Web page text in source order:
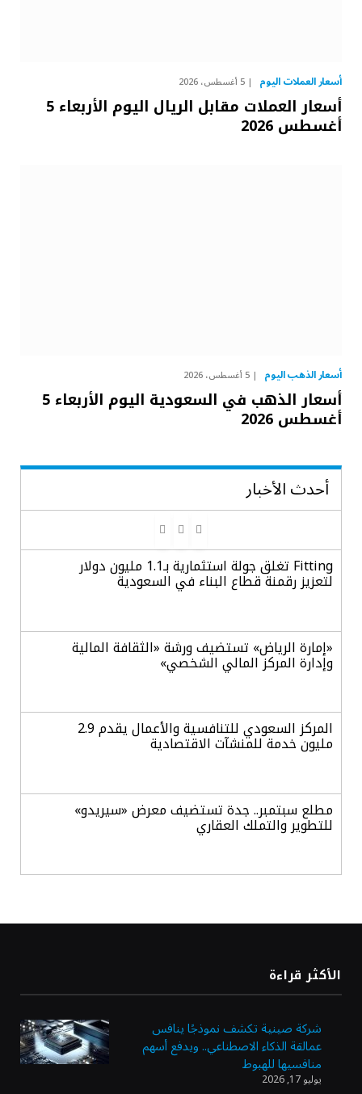
أسعار العملات اليوم 5 أغسطس، 2026
أسعار العملات مقابل الريال اليوم الأربعاء 5
أغسطس 2026
أسعار الذهب اليوم 5 أغسطس، 2026
أسعار الذهب في السعودية اليوم الأربعاء 5
أغسطس 2026
أحدث الأخبار
Fitting تغلق جولة استثمارية بـ1.1 مليون دولار
لتعزيز رقمنة قطاع البناء في السعودية
«إمارة الرياض» تستضيف ورشة «الثقافة المالية
وإدارة المركز المالي الشخصي»
المركز السعودي للتنافسية والأعمال يقدم 2.9
مليون خدمة للمنشآت الاقتصادية
مطلع سبتمبر.. جدة تستضيف معرض «سيريدو»
للتطوير والتملك العقاري
الدولار الأمريكي يستقر قرب أدنى مستوياته
في ستة أسابيع
أسعار الذهب تواصل مكاسبها للجلسة الرابعة
وتسجل أعلى مستوياتها في سبعة أسابيع
الأكثر قراءة
شركة صينية تكشف نموذجًا ينافس
عمالقة الذكاء الاصطناعي.. ويدفع أسهم
منافسيها للهبوط
يوليو 17, 2026